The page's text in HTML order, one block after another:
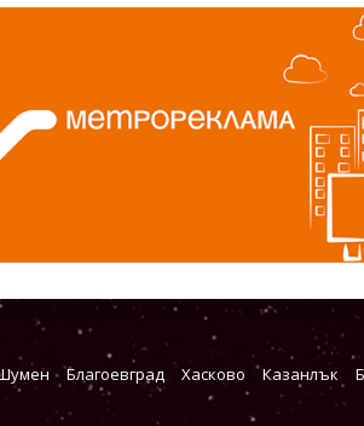
Благоевград Хасково Казанлък